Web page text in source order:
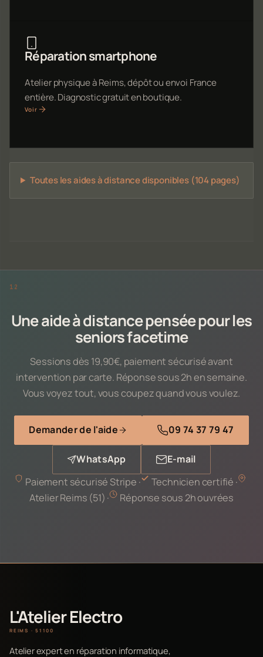
Réparation smartphone
Atelier physique à Reims, dépôt ou envoi France
entière. Diagnostic gratuit en boutique.
Voir
Toutes les aides à distance disponibles (104 pages)
Une aide à distance pensée pour les
seniors facetime
Sessions dès 19,90€, paiement sécurisé avant
intervention par carte. Réponse sous 2h en semaine.
Vous voyez tout, vous coupez quand vous voulez.
Demander de l'aide 09 74 37 79 47
WhatsApp
E-mail
Paiement sécurisé Stripe ·
Technicien certifié ·
Atelier Reims (51) ·
Réponse sous 2h ouvrées
L'Atelier Electro
REIMS · 51100
Atelier expert en réparation informatique,